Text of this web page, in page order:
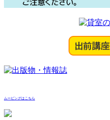
ムービングはこちら